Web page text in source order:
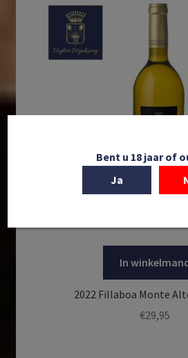
In
2022 Fillaboa Monte
€29,95
Bent u 18 jaar of
Ja